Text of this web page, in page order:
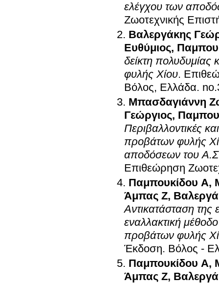
ελέγχου των
Ζωοτεχνικής
Βαλεργάκης
Ευθύμιος,
δείκτη πολυδυμίας
φυλής Χίου.
Βόλος, Ελλάδα.
Μπασδαγιάννη
Γεώργιος,
Περιβαλλοντικές
προβάτων φυλής
αποδόσεων του
Επιθεώρηση
Παμπουκίδου Α,
Άμπας Ζ,
Αντικατάσταση
εναλλακτική
προβάτων φυλής
Έκδοση. Βόλος -
Παμπουκίδου Α,
Άμπας Ζ,